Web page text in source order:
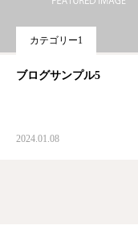
カテゴリー1
ブログサンプル5
2024.01.08